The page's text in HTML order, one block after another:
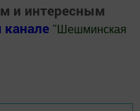
и интересным
канале " Шешминская